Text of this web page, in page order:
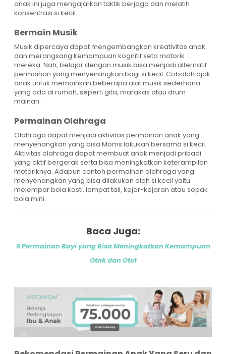
anak ini juga mengajarkan taktik berjaga dan melatih
konsentrasi si kecil.
Bermain Musik
Musik dipercaya dapat mengembangkan kreativitas anak
dan merangsang kemampuan kognitif seta motorik
mereka. Nah, belajar dengan musik bisa menjadi alternatif
permainan yang menyenangkan bagi si kecil. Cobalah ajak
anak untuk memainkan beberapa alat musik sederhana
yang ada di rumah, seperti gita, marakas atau drum
mainan.
Permainan Olahraga
Olahraga dapat menjadi aktivitas permainan anak yang
menyenangkan yang bisa Moms lakukan bersama si kecil.
Aktivitas olahraga dapat membuat anak menjadi pribadi
yang aktif bergerak serta bisa meningkatkan keterampilan
motoriknya. Adapun contoh permainan olahraga yang
menyenangkan yang bisa dilakukan oleh si kecil yaitu
melempar bola kasti, lompat tali, kejar-kejaran atau sepak
bola mini.
Baca Juga:
6 Permainan Bayi yang Bisa Meningkatkan Kemampuan
Otak dan Otot